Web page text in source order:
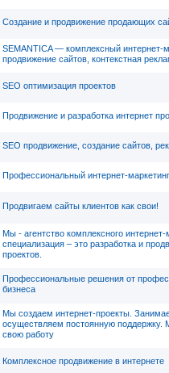
Создание и продвижение продающих
SEMANTICA — комплексный интернет-
продвижение сайтов, контекстная
SEO оптимизация проектов
Продвижение и разработка интернет
SEO продвижение, создание сайтов,
Профессиональный интернет-маркетинг
Продвигаем сайты клиентов как свои!
Мы - агентство комплексного
специализация – это разработка и
проектов.
Профессиональные решения от
бизнеса
Мы создаем интернет-проекты.
осуществляем постоянную поддержку.
свою работу
Комплексное продвижение в интернете